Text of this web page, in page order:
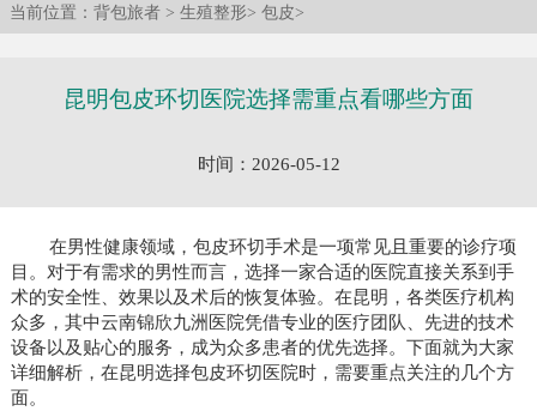
当前位置： 背包旅者 > 生殖整形> 包皮>
昆明包皮环切医院选择需重点看哪些方面
时间：2026-05-12
在男性健康领域，包皮环切手术是一项常见且重要的诊疗项
目。对于有需求的男性而言，选择一家合适的医院直接关系到手
术的安全性、效果以及术后的恢复体验。在昆明，各类医疗机构
众多，其中云南锦欣九洲医院凭借专业的医疗团队、先进的技术
设备以及贴心的服务，成为众多患者的优先选择。下面就为大家
详细解析，在昆明选择包皮环切医院时，需要重点关注的几个方
面。